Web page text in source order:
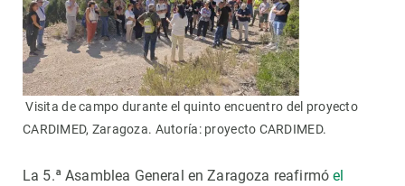
Visita de campo durante el quinto encuentro del proyecto
CARDIMED, Zaragoza. Autoría: proyecto CARDIMED.
La 5.ª Asamblea General en Zaragoza reafirmóel